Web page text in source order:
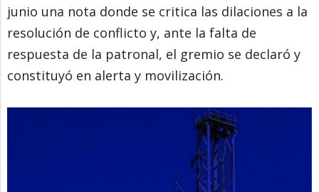
junio una nota donde se critica las dilaciones a la
resolución de conflicto y, ante la falta de
respuesta de la patronal, el gremio se declaró y
constituyó en alerta y movilización.